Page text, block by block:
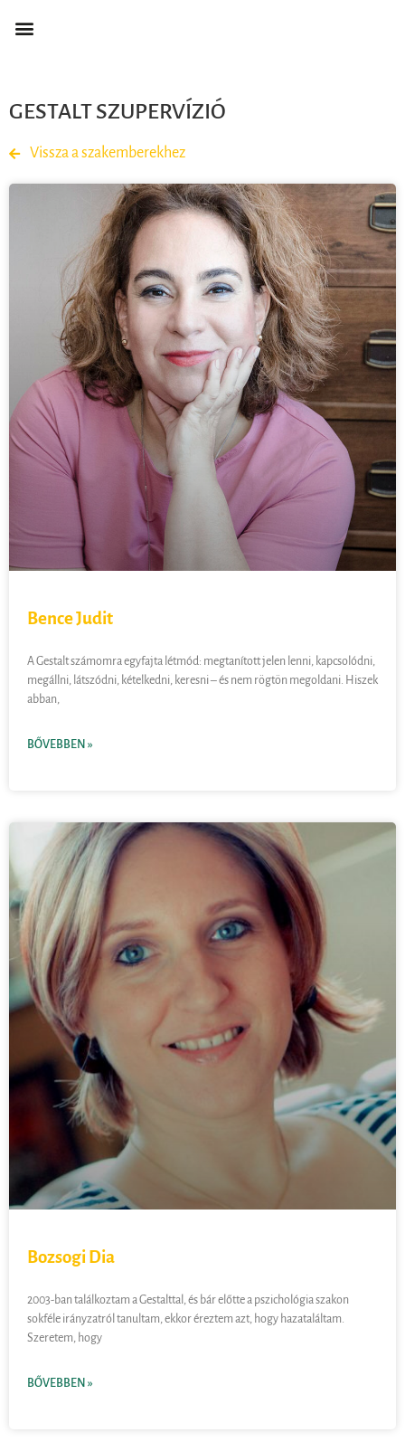
GESTALT SZUPERVÍZIÓ
Vissza a szakemberekhez
Bence Judit
A Gestalt számomra egyfajta létmód: megtanított jelen lenni, kapcsolódni,
megállni, látszódni, kételkedni, keresni – és nem rögtön megoldani. Hiszek
abban,
BŐVEBBEN »
Bozsogi Dia
2003-ban találkoztam a Gestalttal, és bár előtte a pszichológia szakon
sokféle irányzatról tanultam, ekkor éreztem azt, hogy hazataláltam.
Szeretem, hogy
BŐVEBBEN »